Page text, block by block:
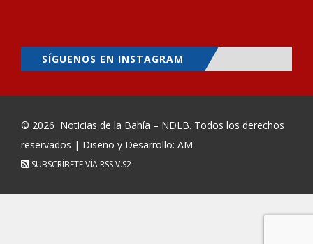
SÍGUENOS EN INSTAGRAM
© 2026 Noticias de la Bahía – NDLB. Todos los derechos
reservados | Diseño y Desarrollo: AM
SUBSCRÍBETE VÍA RSSV.S2